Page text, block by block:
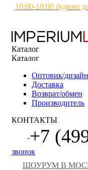
10:00-18:00 будние
Каталог
Каталог
Оптовик/
Доставка
Возврат/обмен
Производитель
КОНТАКТЫ
+7
звонок
ШОУРУМ В